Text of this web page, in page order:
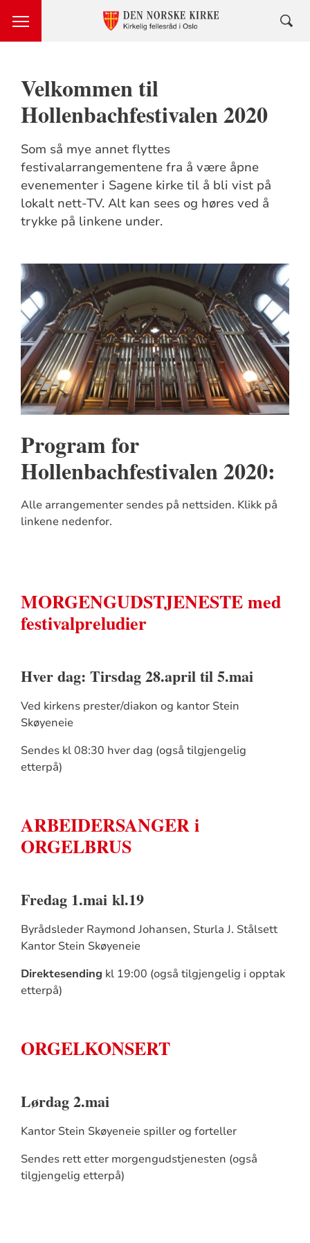
Velkommen til
Hollenbachfestivalen 2020
Som så mye annet flyttes
festivalarrangementene fra å være åpne
evenementer i Sagene kirke til å bli vist på
lokalt nett-TV. Alt kan sees og høres ved å
trykke på linkene under.
Program for
Hollenbachfestivalen 2020:
Alle arrangementer sendes på nettsiden. Klikk på
linkene nedenfor.
MORGENGUDSTJENESTE med
festivalpreludier
Hver dag: Tirsdag 28.april til 5.mai
Ved kirkens prester/diakon og kantor Stein
Skøyeneie
Sendes kl 08:30 hver dag (også tilgjengelig
etterpå)
ARBEIDERSANGER i
ORGELBRUS
Fredag 1.mai kl.19
Byrådsleder Raymond Johansen, Sturla J. Stålsett
Kantor Stein Skøyeneie
Direktesending kl 19:00 (også tilgjengelig i opptak
etterpå)
ORGELKONSERT
Lørdag 2.mai
Kantor Stein Skøyeneie spiller og forteller
Sendes rett etter morgengudstjenesten (også
tilgjengelig etterpå)